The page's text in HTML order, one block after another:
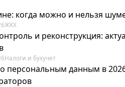
когда можно и нельзя
ЖКХ
и реконструкция:
Налоги и бухучет
персональным данным в